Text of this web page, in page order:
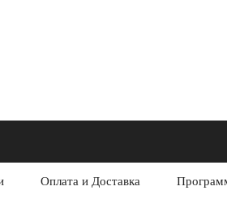
Оплата и Доставка